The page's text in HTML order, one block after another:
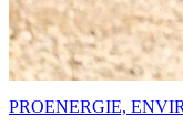
PROENERGIE,